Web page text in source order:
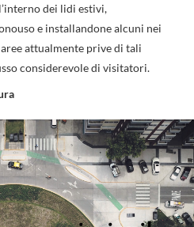
dei lidi estivi,
e installandone alcuni nei
attualmente prive di tali
considerevole di visitatori.